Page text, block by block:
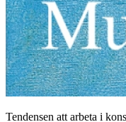
Tendensen att arbeta i